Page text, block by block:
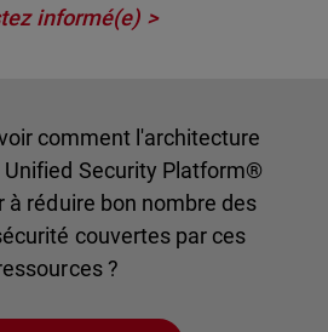
informé(e)
comment l'architecture
Unified Security Platform®
à réduire bon nombre des
couvertes par ces
?